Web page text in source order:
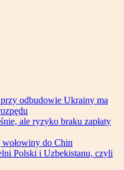
odbudowie Ukrainy ma
ale ryzyko braku zapłaty
wołowiny do Chin
Polski i Uzbekistanu, czyli